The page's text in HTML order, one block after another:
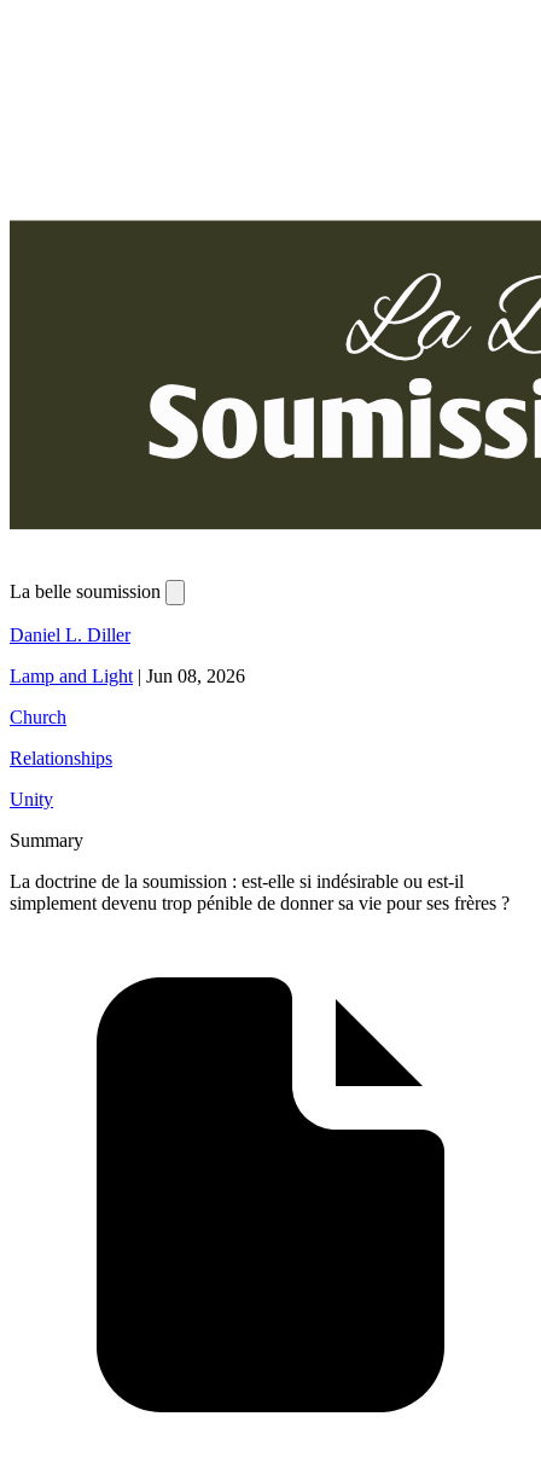
La belle soumission
Daniel L. Diller
Lamp and Light | Jun 08, 2026
Church
Relationships
Unity
Summary
La doctrine de la soumission : est-elle si indésirable ou est-il
simplement devenu trop pénible de donner sa vie pour ses frères ?